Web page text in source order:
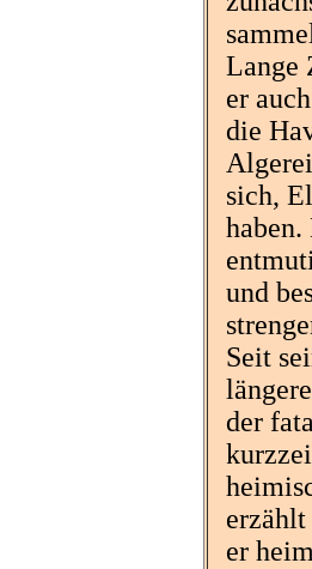
Lange
er
die
sich,
und
Seit
der
erzählt
er